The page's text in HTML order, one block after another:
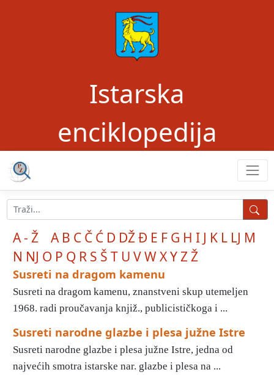
Istarska
enciklopedija
A - Ž A B C Č Ć D DŽĐ E F G H I J K L LJ M
N NJ O P Q R S Š T U VWXYZŽ
Susreti na dragom kamenu
Susreti na dragom kamenu, znanstveni skup utemeljen
1968. radi proučavanja knjiž., publicističkoga i ...
Susreti narodne glazbe i plesa južne Istre
Susreti narodne glazbe i plesa južne Istre, jedna od
najvećih smotra istarske nar. glazbe i plesa na ...